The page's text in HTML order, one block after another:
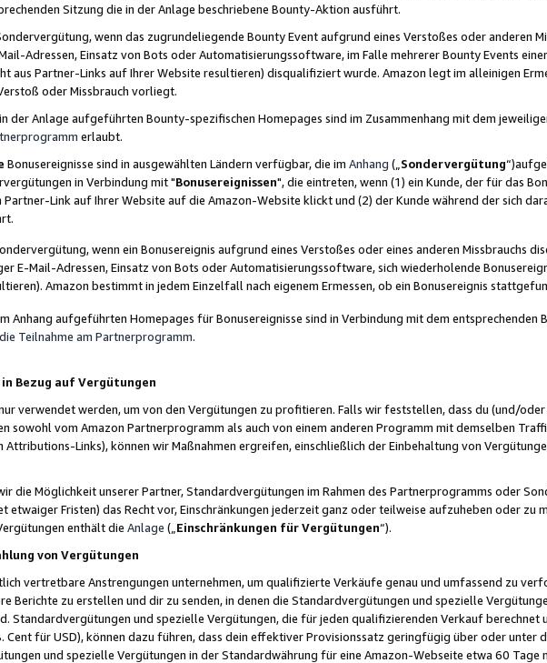
Sitzung die in der Anlage beschriebene Bounty-Aktion ausführt.
wenn das zugrundeliegende Bounty Event aufgrund eines Verstoßes oder anderen
Adressen, Einsatz von Bots oder Automatisierungssoftware, im Falle mehrerer Bounty Events
aus Partner-Links auf Ihrer Website resultieren) disqualifiziert wurde. Amazon legt im alleinigen
oder Missbrauch vorliegt.
der Anlage aufgeführten Bounty-spezifischen Homepages sind im Zusammenhang mit dem
erlaubt.
Bonusereignisse sind in ausgewählten Ländern verfügbar, die im Anhang („ Sondervergütung
in Verbindung mit "Bonusereignissen", die eintreten, wenn (1) ein Kunde, der für das
Partner-Link auf Ihrer Website auf die Amazon-Website klickt und (2) der Kunde während der sich
wenn ein Bonusereignis aufgrund eines Verstoßes oder eines anderen Missbrauchs
E-Mail-Adressen, Einsatz von Bots oder Automatisierungssoftware, sich wiederholende
Amazon bestimmt in jedem Einzelfall nach eigenem Ermessen, ob ein Bonusereignis
Anhang aufgeführten Homepages für Bonusereignisse sind in Verbindung mit dem entsprechenden
Teilnahme am Partnerprogramm.
Bezug auf Vergütungen
verwendet werden, um von den Vergütungen zu profitieren. Falls wir feststellen, dass du (und/
sowohl vom Amazon Partnerprogramm als auch von einem anderen Programm mit demselben
Links), können wir Maßnahmen ergreifen, einschließlich der Einbehaltung von
die Möglichkeit unserer Partner, Standardvergütungen im Rahmen des Partnerprogramms oder
etwaiger Fristen) das Recht vor, Einschränkungen jederzeit ganz oder teilweise aufzuheben oder zu
enthält die Anlage („ Einschränkungen für Vergütungen“).
von Vergütungen
vertretbare Anstrengungen unternehmen, um qualifizierte Verkäufe genau und umfassend zu
Berichte zu erstellen und dir zu senden, in denen die Standardvergütungen und spezielle
Standardvergütungen und spezielle Vergütungen, die für jeden qualifizierenden Verkauf berechnet
Cent für USD), können dazu führen, dass dein effektiver Provisionssatz geringfügig über oder unter
und spezielle Vergütungen in der Standardwährung für eine Amazon-Webseite etwa 60 Tage